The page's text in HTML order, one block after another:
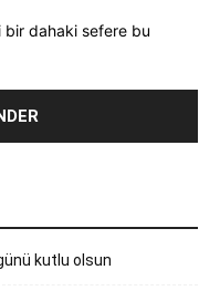
bir dahaki sefere bu
kutlu olsun